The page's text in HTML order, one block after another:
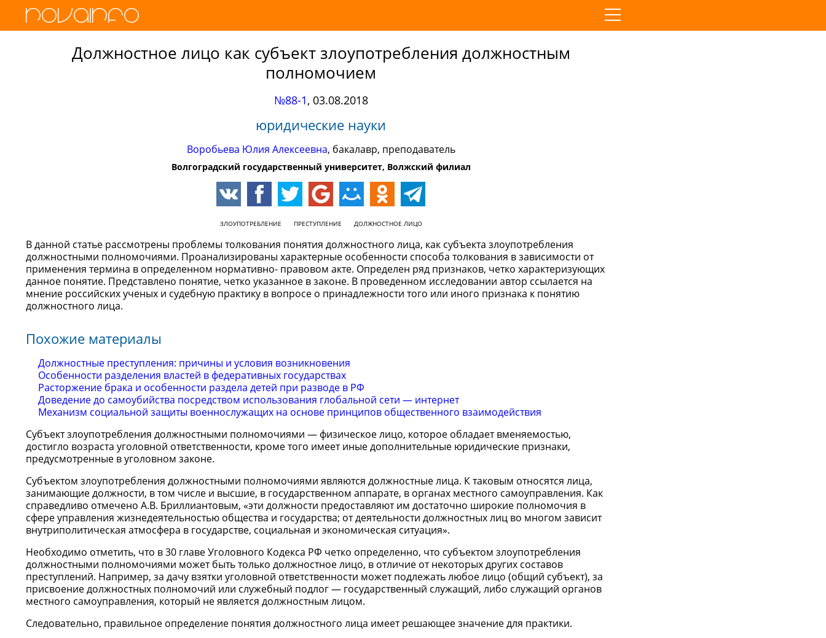
Должностное лицо как субъект злоупотребления должностным
полномочием
№88-1, 03.08.2018
юридические науки
Воробьева Юлия Алексеевна, бакалавр, преподаватель
Волгоградский государственный университет, Волжский филиал
ЗЛОУПОТРЕБЛЕНИЕ ПРЕСТУПЛЕНИЕ ДОЛЖНОСТНОЕ ЛИЦО
В данной статье рассмотрены проблемы толкования понятия должностного лица, как субъекта злоупотребления
должностными полномочиями. Проанализированы характерные особенности способа толкования в зависимости от
применения термина в определенном нормативно- правовом акте. Определен ряд признаков, четко характеризующих
данное понятие. Представлено понятие, четко указанное в законе. В проведенном исследовании автор ссылается на
мнение российских ученых и судебную практику в вопросе о принадлежности того или иного признака к понятию
должностного лица.
Похожие материалы
Должностные преступления: причины и условия возникновения
Особенности разделения властей в федеративных государствах
Расторжение брака и особенности раздела детей при разводе в РФ
Доведение до самоубийства посредством использования глобальной сети — интернет
Механизм социальной защиты военнослужащих на основе принципов общественного взаимодействия
Субъект злоупотребления должностными полномочиями — физическое лицо, которое обладает вменяемостью,
достигло возраста уголовной ответственности, кроме того имеет иные дополнительные юридические признаки,
предусмотренные в уголовном законе.
Субъектом злоупотребления должностными полномочиями являются должностные лица. К таковым относятся лица,
занимающие должности, в том числе и высшие, в государственном аппарате, в органах местного самоуправления. Как
справедливо отмечено А.В. Бриллиантовым, «эти должности предоставляют им достаточно широкие полномочия в
сфере управления жизнедеятельностью общества и государства; от деятельности должностных лиц во многом зависит
внутриполитическая атмосфера в государстве, социальная и экономическая ситуация».
Необходимо отметить, что в 30 главе Уголовного Кодекса РФ четко определенно, что субъектом злоупотребления
должностными полномочиями может быть только должностное лицо, в отличие от некоторых других составов
преступлений. Например, за дачу взятки уголовной ответственности может подлежать любое лицо (общий субъект), за
присвоение должностных полномочий или служебный подлог — государственный служащий, либо служащий органов
местного самоуправления, который не является должностным лицом.
Следовательно, правильное определение понятия должностного лица имеет решающее значение для практики.